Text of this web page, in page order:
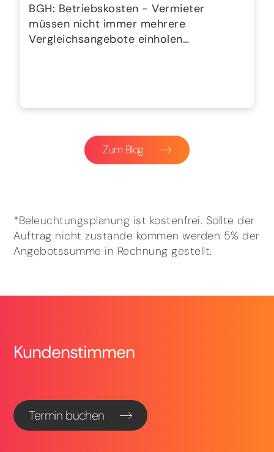
BGH: Betriebskosten - Vermieter
müssen nicht immer mehrere
Vergleichsangebote einholen…
Zum Blog
*Beleuchtungsplanung ist kostenfrei. Sollte der
Auftrag nicht zustande kommen werden 5% der
Angebotssumme in Rechnung gestellt.
Kundenstimmen
Termin buchen